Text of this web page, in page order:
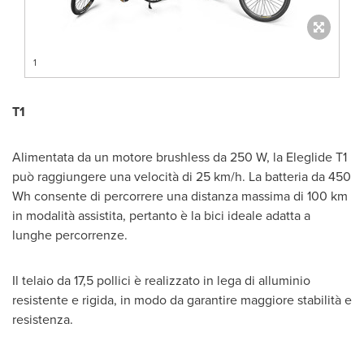
1
T1
Alimentata da un motore brushless da 250 W, la Eleglide T1
può raggiungere una velocità di 25 km/h. La batteria da 450
Wh consente di percorrere una distanza massima di 100 km
in modalità assistita, pertanto è la bici ideale adatta a
lunghe percorrenze.
Il telaio da 17,5 pollici è realizzato in lega di alluminio
resistente e rigida, in modo da garantire maggiore stabilità e
resistenza.